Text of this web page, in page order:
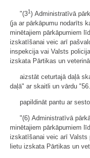
"(31) Administratīvā
(ja ar pārkāpumu nodarīts
minētajiem pārkāpumiem
izskatīšanai veic arī
inspekcija vai Valsts
izskata Pārtikas un
aizstāt ceturtajā daļā
daļā" ar skaitli un vārdu
papildināt pantu ar
"(6) Administratīvā
minētajiem pārkāpumiem
izskatīšanai veic arī Valsts
lietu izskata Pārtikas un